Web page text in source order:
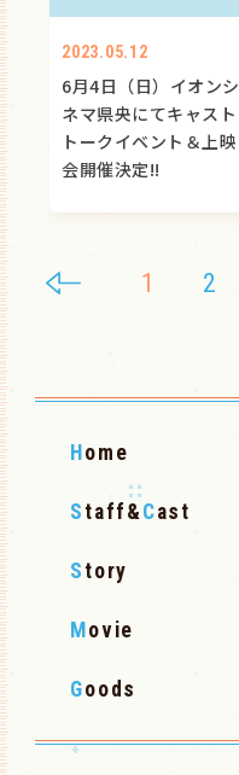
2023.05.12
6月4日（日）イオンシ
ネマ県央にてキャスト
トークイベント＆上映
会開催決定!!
1 2
Home
S taff& Cast
S tory
Movie
Goods